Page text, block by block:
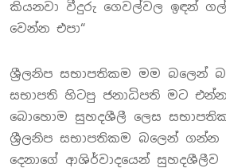
කියනවා වීදුරු ගෙවල්වල ඉඳන්
වෙන්න එපා“
ශ්‍රීලනිප සභාපතිකම මම බලෙන්
සභාපති හිටපු ජනාධිපති මට
බොහොම සුහදශීලී ලෙස
ශ්‍රීලනිප සභාපතිකම බලෙන් ගන්න
දෙනාගේ ආශිර්වාදයෙන් සුහදශීලීව